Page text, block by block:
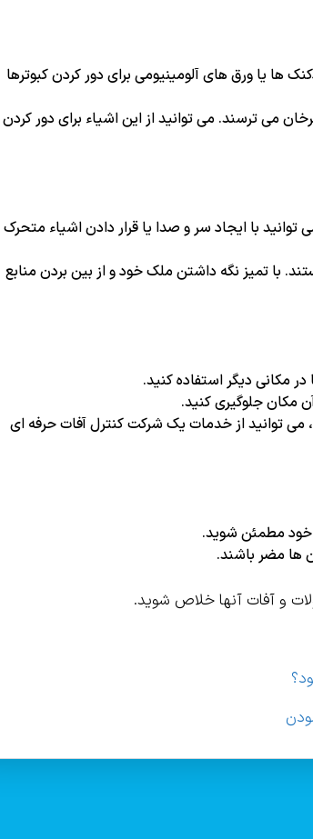
ها یا ورق های آلومینیومی برای دور کردن کبوترها
می ترسند. می توانید از این اشیاء برای دور کردن
با ایجاد سر و صدا یا قرار دادن اشیاء متحرک
با تمیز نگه داشتن ملک خود و از بین بردن منابع
مکانی دیگر استفاده کنید.
مکان جلوگیری کنید.
می توانید از خدمات یک شرکت کنترل آفات حرفه ای
خود مطمئن شوید.
ها مضر باشند.
و آفات آنها خلاص شوید.